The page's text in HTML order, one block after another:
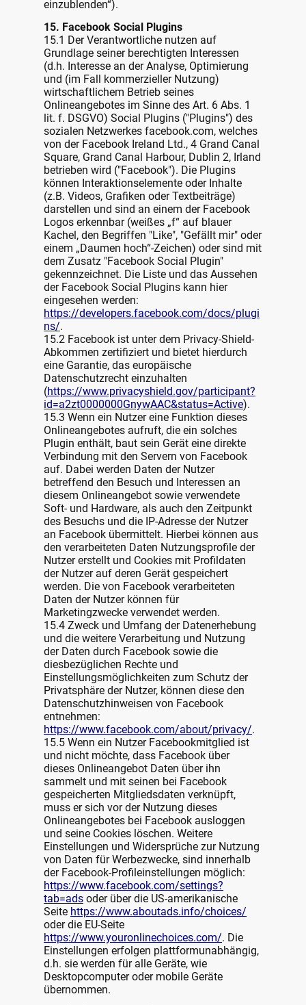
einzublenden“).
15. Facebook Social Plugins
15.1 Der Verantwortliche nutzen auf
Grundlage seiner berechtigten Interessen
(d.h. Interesse an der Analyse, Optimierung
und (im Fall kommerzieller Nutzung)
wirtschaftlichem Betrieb seines
Onlineangebotes im Sinne des Art. 6 Abs. 1
lit. f. DSGVO) Social Plugins ("Plugins") des
sozialen Netzwerkes facebook.com, welches
von der Facebook Ireland Ltd., 4 Grand Canal
Square, Grand Canal Harbour, Dublin 2, Irland
betrieben wird ("Facebook"). Die Plugins
können Interaktionselemente oder Inhalte
(z.B. Videos, Grafiken oder Textbeiträge)
darstellen und sind an einem der Facebook
Logos erkennbar (weißes „f“ auf blauer
Kachel, den Begriffen "Like", "Gefällt mir" oder
einem „Daumen hoch“-Zeichen) oder sind mit
dem Zusatz "Facebook Social Plugin"
gekennzeichnet. Die Liste und das Aussehen
der Facebook Social Plugins kann hier
eingesehen werden:
https://developers.facebook.com/docs/plugi
ns/.
15.2 Facebook ist unter dem Privacy-Shield-
Abkommen zertifiziert und bietet hierdurch
eine Garantie, das europäische
Datenschutzrecht einzuhalten
(https://www.privacyshield.gov/participant?
id=a2zt0000000GnywAAC&status=Active).
15.3 Wenn ein Nutzer eine Funktion dieses
Onlineangebotes aufruft, die ein solches
Plugin enthält, baut sein Gerät eine direkte
Verbindung mit den Servern von Facebook
auf. Dabei werden Daten der Nutzer
betreffend den Besuch und Interessen an
diesem Onlineangebot sowie verwendete
Soft- und Hardware, als auch den Zeitpunkt
des Besuchs und die IP-Adresse der Nutzer
an Facebook übermittelt. Hierbei können aus
den verarbeiteten Daten Nutzungsprofile der
Nutzer erstellt und Cookies mit Profildaten
der Nutzer auf deren Gerät gespeichert
werden. Die von Facebook verarbeiteten
Daten der Nutzer können für
Marketingzwecke verwendet werden.
15.4 Zweck und Umfang der Datenerhebung
und die weitere Verarbeitung und Nutzung
der Daten durch Facebook sowie die
diesbezüglichen Rechte und
Einstellungsmöglichkeiten zum Schutz der
Privatsphäre der Nutzer, können diese den
Datenschutzhinweisen von Facebook
entnehmen:
https://www.facebook.com/about/privacy/.
15.5 Wenn ein Nutzer Facebookmitglied ist
und nicht möchte, dass Facebook über
dieses Onlineangebot Daten über ihn
sammelt und mit seinen bei Facebook
gespeicherten Mitgliedsdaten verknüpft,
muss er sich vor der Nutzung dieses
Onlineangebotes bei Facebook ausloggen
und seine Cookies löschen. Weitere
Einstellungen und Widersprüche zur Nutzung
von Daten für Werbezwecke, sind innerhalb
der Facebook-Profileinstellungen möglich:
https://www.facebook.com/settings?
tab=ads oder über die US-amerikanische
Seite https://www.aboutads.info/choices/
oder die EU-Seite
https://www.youronlinechoices.com/. Die
Einstellungen erfolgen plattformunabhängig,
d.h. sie werden für alle Geräte, wie
Desktopcomputer oder mobile Geräte
übernommen.